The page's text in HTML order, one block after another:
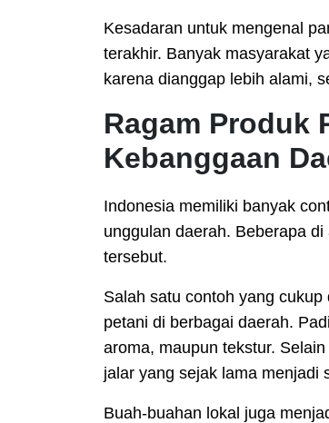
Kesadaran untuk mengenal
terakhir. Banyak masyarakat
karena dianggap lebih alami,
Ragam Produk
Kebanggaan
Indonesia memiliki banyak
unggulan daerah. Beberapa
tersebut.
Salah satu contoh yang
petani di berbagai daerah.
aroma, maupun tekstur.
jalar yang sejak lama menjadi
Buah-buahan lokal juga